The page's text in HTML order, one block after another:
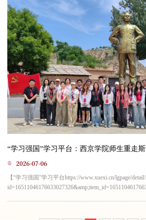
实践。实践团成员指导钟宝镇小学学生体验漂花漆扇
山区腹地，艺术教育资源相对薄弱。实践团针对这一...
2026-07-06
【“学习强国”学习平台https://www.xuexi.cn/lgpage/